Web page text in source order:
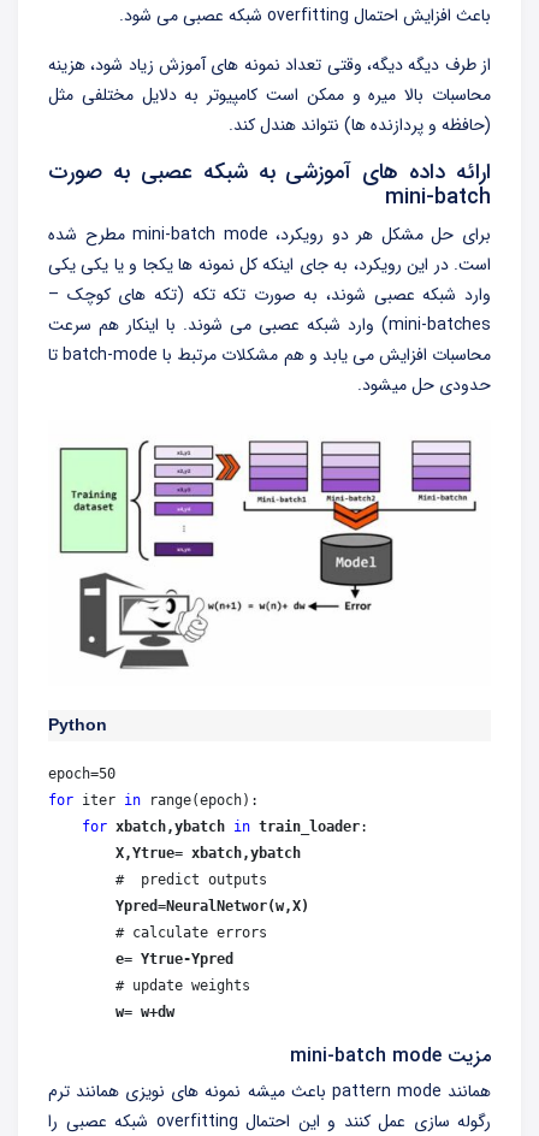
باعث افزایش احتمال overfitting شبکه عصبی می شود.
از طرف دیگه دیگه، وقتی تعداد نمونه های آموزش زیاد شود، هزینه
محاسبات بالا میره و ممکن است کامپیوتر به دلایل مختلفی مثل
(حافظه و پردازنده ها) نتواند هندل کند.
ارائه داده های آموزشی به شبکه عصبی به صورت
mini-batch
برای حل مشکل هر دو رویکرد، mini-batch mode مطرح شده
است. در این رویکرد، به جای اینکه کل نمونه ها یکجا و یا یکی یکی
وارد شبکه عصبی شوند، به صورت تکه تکه (تکه های کوچک –
mini-batches) وارد شبکه عصبی می شوند. با اینکار هم سرعت
محاسبات افزایش می یابد و هم مشکلات مرتبط با batch-mode تا
حدودی حل میشود.
Python
for iter in range(epoch):
for xbatch,ybatch in train_loader:
X,Ytrue= xbatch,ybatch
        #  predict outputs
Ypred=NeuralNetwor(w,X)
        # calculate errors
e= Ytrue-Ypred
        # update weights
w= w+dw
مزیت mini-batch mode
همانند pattern mode باعث میشه نمونه های نویزی همانند ترم
رگوله سازی عمل کنند و این احتمال overfitting شبکه عصبی را